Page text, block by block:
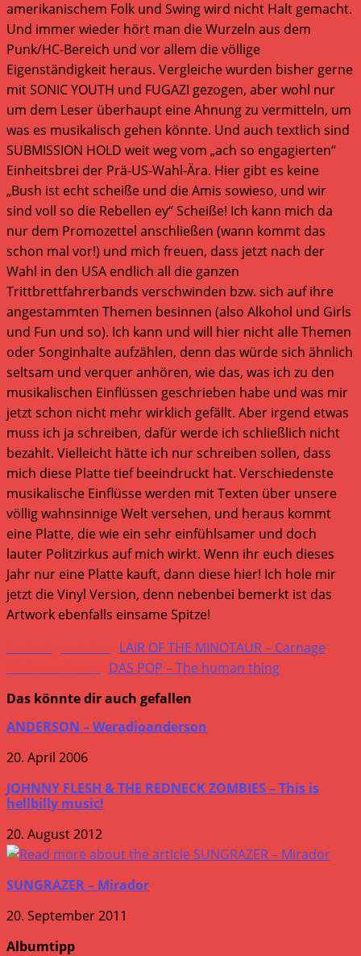
amerikanischem Folk und Swing wird nicht Halt gemacht.
Und immer wieder hört man die Wurzeln aus dem
Punk/HC-Bereich und vor allem die völlige
Eigenständigkeit heraus. Vergleiche wurden bisher gerne
mit SONIC YOUTH und FUGAZI gezogen, aber wohl nur
um dem Leser überhaupt eine Ahnung zu vermitteln, um
was es musikalisch gehen könnte. Und auch textlich sind
SUBMISSION HOLD weit weg vom „ach so engagierten“
Einheitsbrei der Prä-US-Wahl-Ära. Hier gibt es keine
„Bush ist echt scheiße und die Amis sowieso, und wir
sind voll so die Rebellen ey“ Scheiße! Ich kann mich da
nur dem Promozettel anschließen (wann kommt das
schon mal vor!) und mich freuen, dass jetzt nach der
Wahl in den USA endlich all die ganzen
Trittbrettfahrerbands verschwinden bzw. sich auf ihre
angestammten Themen besinnen (also Alkohol und Girls
und Fun und so). Ich kann und will hier nicht alle Themen
oder Songinhalte aufzählen, denn das würde sich ähnlich
seltsam und verquer anhören, wie das, was ich zu den
musikalischen Einflüssen geschrieben habe und was mir
jetzt schon nicht mehr wirklich gefällt. Aber irgend etwas
muss ich ja schreiben, dafür werde ich schließlich nicht
bezahlt. Vielleicht hätte ich nur schreiben sollen, dass
mich diese Platte tief beeindruckt hat. Verschiedenste
musikalische Einflüsse werden mit Texten über unsere
völlig wahnsinnige Welt versehen, und heraus kommt
eine Platte, die wie ein sehr einfühlsamer und doch
lauter Politzirkus auf mich wirkt. Wenn ihr euch dieses
Jahr nur eine Platte kauft, dann diese hier! Ich hole mir
jetzt die Vinyl Version, denn nebenbei bemerkt ist das
Artwork ebenfalls einsame Spitze!
Weitere
Artikel
ansehen
LAIR OF THE MINOTAUR – Carnage
DAS POP – The human thing
Das könnte dir auch gefallen
ANDERSON – Weradioanderson
20. April 2006
JOHNNY FLESH & THE REDNECK ZOMBIES – This is
hellbilly music!
20. August 2012
SUNGRAZER – Mirador
20. September 2011
Albumtipp